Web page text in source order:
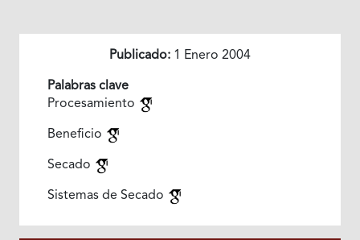
Publicado: 1 Enero 2004
Palabras clave
Procesamiento
Beneficio
Secado
Sistemas de Secado